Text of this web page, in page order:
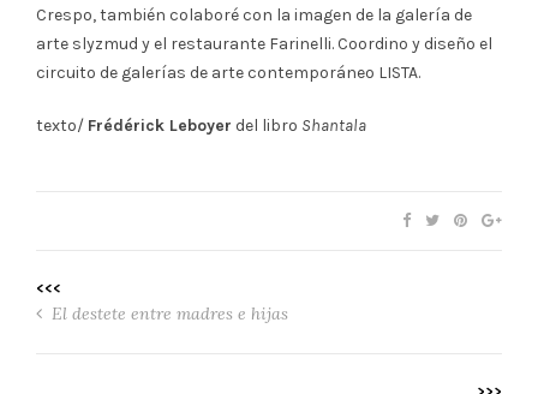
Crespo, también colaboré con la imagen de la galería de
arte slyzmud y el restaurante Farinelli. Coordino y diseño el
circuito de galerías de arte contemporáneo LISTA.
texto/ Frédérick Leboyer del libro Shantala
<<<
El destete entre madres e hijas